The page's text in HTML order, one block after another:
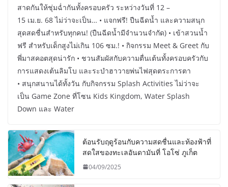
สาดกันให้ชุ่มฉ่ำกันทั้งครอบครัว ระหว่างวันที่ 12 –
15 เม.ย. 68 ไม่ว่าจะเป็น… • แจกฟรี! ปืนฉีดน้ำ และความสนุก
สุดสดชื่นสำหรับทุกคน! (ปืนฉีดน้ำมีจำนวนจำกัด) • เข้าสวนน้ำ
ฟรี สำหรับเด็กสูงไม่เกิน 106 ซม.! • กิจกรรม Meet & Greet กับ
พี่มาสคอตสุดน่ารัก • ชวนสัมผัสกับความตื่นเต้นทั้งครอบครัวกับ
การแสดงเต้นลิมโบ และระบำฮาวายพ่นไฟสุดตระการตา
• สนุกสนานได้ทั้งวัน กับกิจกรรม Splash Activities ไม่ว่าจะ
เป็น Game Zone ที่โซน Kids Kingdom, Water Splash
Down และ Water
ต้อนรับฤดูร้อนกับความสดชื่นและท้องฟ้าที่
สดใสของทะเลอันดามันที่ โอโซ่ ภูเก็ต
04/09/2025